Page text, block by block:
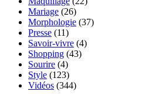
Mariage (26)
Morphologie (37)
Presse (11)
Savoir-vivre (4)
Shopping (43)
Sourire (4)
Style (123)
Vidéos (344)